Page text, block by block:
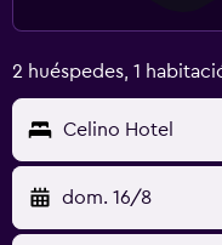
2 huéspedes, 1
Celino Hotel
dom. 16/8